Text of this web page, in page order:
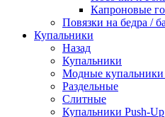
Капроновые
Повязки на бедра /
Купальники
Назад
Купальники
Модные купальники
Раздельные
Слитные
Купальники Push-Up